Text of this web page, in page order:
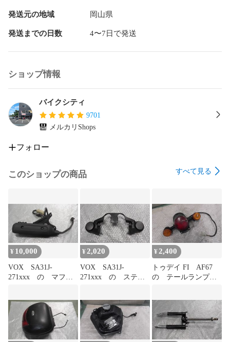
発送元の地域 岡山県
発送までの日数 4〜7日で発送
ショップ情報
バイクシティ
9701
メルカリShops
フォロー
このショップの商品 すべて見る
¥ 10,000
VOX SA31J-
271xxx の マフラ
¥ 2,020
VOX SA31J-
271xxx の ステム
¥ 2,400
トゥデイ FI AF67
の テールランプウ